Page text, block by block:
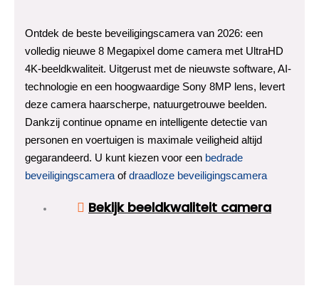
Ontdek de beste beveiligingscamera van 2026: een
volledig nieuwe 8 Megapixel dome camera met UltraHD
4K-beeldkwaliteit. Uitgerust met de nieuwste software, AI-
technologie en een hoogwaardige Sony 8MP lens, levert
deze camera haarscherpe, natuurgetrouwe beelden.
Dankzij continue opname en intelligente detectie van
personen en voertuigen is maximale veiligheid altijd
gegarandeerd. U kunt kiezen voor een bedrade
beveiligingscamera ofdraadloze beveiligingscamera
Bekijk beeldkwaliteit camera